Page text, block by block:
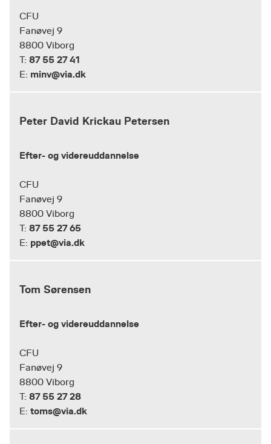
CFU
Fanøvej 9
8800 Viborg
T: 87 55 27 41
E: minv@via.dk
Peter David Krickau Petersen
Efter- og videreuddannelse
CFU
Fanøvej 9
8800 Viborg
T: 87 55 27 65
E: ppet@via.dk
Tom Sørensen
Efter- og videreuddannelse
CFU
Fanøvej 9
8800 Viborg
T: 87 55 27 28
E: toms@via.dk